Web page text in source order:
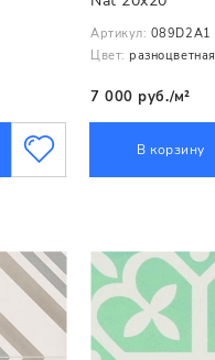
Артикул: 089D2A1
Цвет: разноцветная
7 000 руб./м²
В корзину